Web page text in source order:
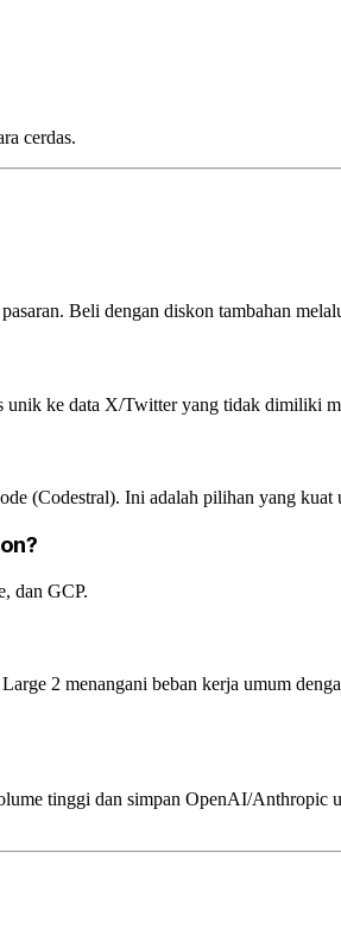
cerdas.
Beli dengan diskon tambahan
unik ke data X/Twitter yang tidak dimiliki
(Codestral). Ini adalah pilihan yang
dan GCP.
2 menangani beban kerja umum
tinggi dan simpan OpenAI/